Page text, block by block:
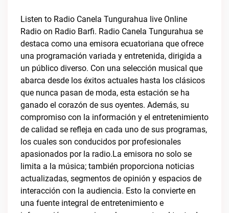
Listen to Radio Canela Tungurahua live Online
Radio on Radio Barfi. Radio Canela Tungurahua se
destaca como una emisora ecuatoriana que ofrece
una programación variada y entretenida, dirigida a
un público diverso. Con una selección musical que
abarca desde los éxitos actuales hasta los clásicos
que nunca pasan de moda, esta estación se ha
ganado el corazón de sus oyentes. Además, su
compromiso con la información y el entretenimiento
de calidad se refleja en cada uno de sus programas,
los cuales son conducidos por profesionales
apasionados por la radio.La emisora no solo se
limita a la música; también proporciona noticias
actualizadas, segmentos de opinión y espacios de
interacción con la audiencia. Esto la convierte en
una fuente integral de entretenimiento e